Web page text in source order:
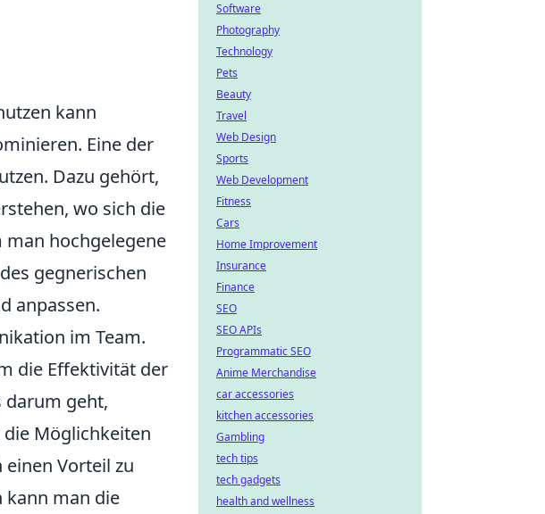
kann
Eine der
Dazu gehört,
wo sich die
man hochgelegene
gegnerischen
anpassen.
im Team.
die Effektivität der
darum geht,
Möglichkeiten
Vorteil zu
kann man die
Software
Photography
Technology
Pets
Beauty
Travel
Web Design
Sports
Web Development
Fitness
Cars
Home Improvement
Insurance
Finance
SEO
SEO APIs
Programmatic SEO
Anime Merchandise
car accessories
kitchen accessories
Gambling
tech tips
tech gadgets
health and wellness